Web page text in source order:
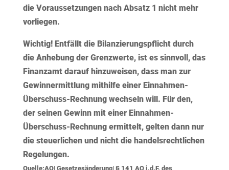
die Voraussetzungen nach Absatz 1 nicht mehr
vorliegen.
Wichtig!Entfällt die Bilanzierungspflicht durch
die Anhebung der Grenzwerte, ist es sinnvoll, das
Finanzamt darauf hinzuweisen, dass man zur
Gewinnermittlung mithilfe einer Einnahmen-
Überschuss-Rechnung wechseln will. Für den,
der seinen Gewinn mit einer Einnahmen-
Überschuss-Rechnung ermittelt, gelten dann nur
die steuerlichen und nicht die handelsrechtlichen
Regelungen.
Quelle:AO| Gesetzesänderung| § 141 AO i.d.F. des